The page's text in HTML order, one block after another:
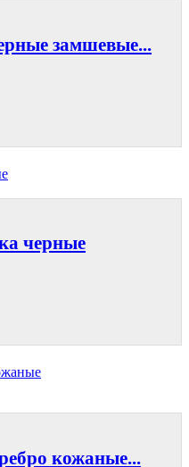
замшевые...
черные
кожаные...